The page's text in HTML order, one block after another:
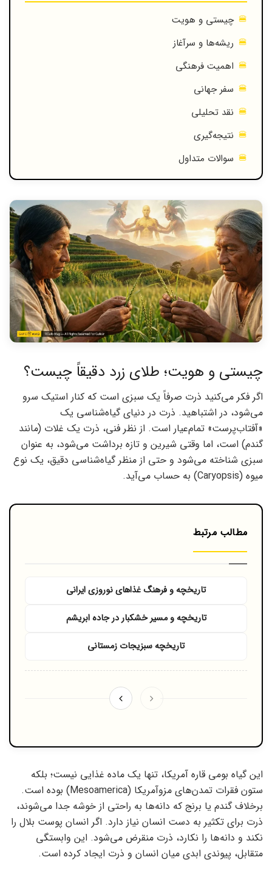
چیستی و هویت
ریشه‌ها و سرآغاز
اهمیت فرهنگی
سفر جهانی
نقد تحلیلی
نتیجه‌گیری
سوالات متداول
چیستی و هویت؛ طلای زرد دقیقاً چیست؟
اگر فکر می‌کنید ذرت صرفاً یک سبزی است که کنار استیک سرو
می‌شود، در اشتباهید. ذرت در دنیای گیاه‌شناسی یک
«آفتاب‌پرست» تمام‌عیار است. از نظر فنی، ذرت یک غلات (مانند
گندم) است، اما وقتی شیرین و تازه برداشت می‌شود، به عنوان
سبزی شناخته می‌شود و حتی از منظر گیاه‌شناسی دقیق، یک نوع
میوه (Caryopsis) به حساب می‌آید.
مطالب مرتبط
تاریخچه و فرهنگ غذاهای نوروزی ایرانی
تاریخچه و مسیر خشکبار در جاده ابریشم
تاریخچه سبزیجات زمستانی
این گیاه بومی قاره آمریکا، تنها یک ماده غذایی نیست؛ بلکه
ستون فقرات تمدن‌های مزوآمریکا (Mesoamerica) بوده است.
برخلاف گندم یا برنج که دانه‌ها به راحتی از خوشه جدا می‌شوند،
ذرت برای تکثیر به دست انسان نیاز دارد. اگر انسان پوست بلال را
نکند و دانه‌ها را نکارد، ذرت منقرض می‌شود. این وابستگی
متقابل، پیوندی ابدی میان انسان و ذرت ایجاد کرده است.